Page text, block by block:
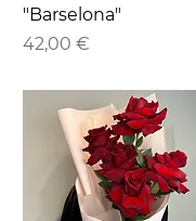
"Barselona"
Kaina
42,00 €